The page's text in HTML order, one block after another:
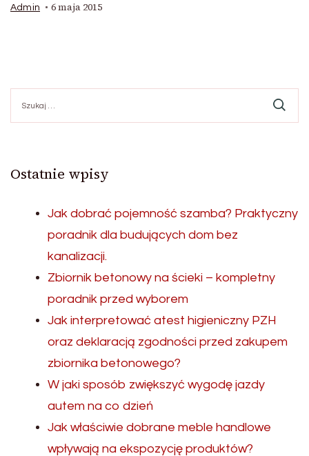
Admin 6 maja 2015
Ostatnie wpisy
Jak dobrać pojemność szamba? Praktyczny
poradnik dla budujących dom bez
kanalizacji.
Zbiornik betonowy na ścieki – kompletny
poradnik przed wyborem
Jak interpretować atest higieniczny PZH
oraz deklaracją zgodności przed zakupem
zbiornika betonowego?
W jaki sposób zwiększyć wygodę jazdy
autem na co dzień
Jak właściwie dobrane meble handlowe
wpływają na ekspozycję produktów?